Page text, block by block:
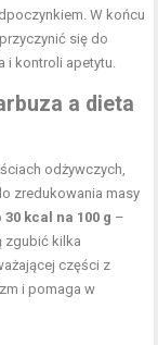
W końcu
się do
i kontroli apetytu.
a dieta
odżywczych,
zredukowania masy
30 kcal na 100 g –
zgubić kilka
części z
i pomaga w